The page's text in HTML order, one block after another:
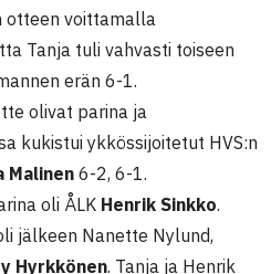
otteen voittamalla
Tanja tuli vahvasti toiseen
erän 6-1.
olivat parina ja
kukistui ykkössijoitetut HVS:n
Malinen 6-2, 6-1.
oli ÅLK Henrik Sinkko.
jälkeen Nanette Nylund,
Hyrkkönen. Tanja ja Henrik